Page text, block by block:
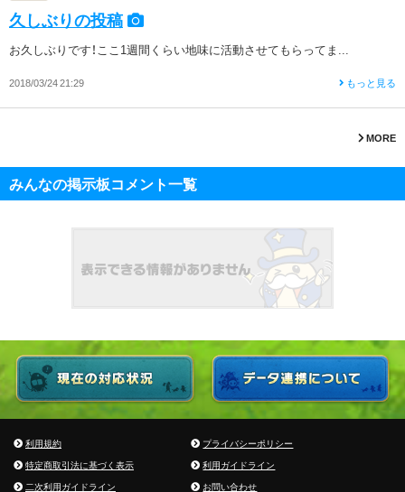
久しぶりの投稿
お久しぶりです！ここ1週間くらい地味に活動させてもらってま...
2018/03/24 21:29 もっと見る
MORE
みんなの掲示板コメント一覧
利用規約
プライバシーポリシー
特定商取引法に基づく表示
利用ガイドライン
二次利用ガイドライン
お問い合わせ